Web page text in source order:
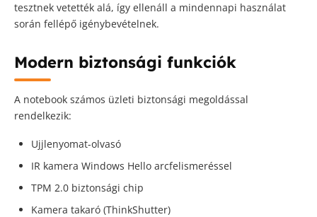
tesztnek vetették alá, így ellenáll a mindennapi használat
során fellépő igénybevételnek.
Modern biztonsági funkciók
A notebook számos üzleti biztonsági megoldással
rendelkezik:
Ujjlenyomat-olvasó
IR kamera Windows Hello arcfelismeréssel
TPM 2.0 biztonsági chip
Kamera takaró (ThinkShutter)